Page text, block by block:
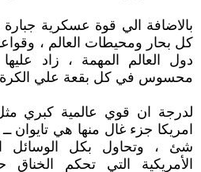
بالاضافة الي قوة عسكرية
كل بحار ومحيطات العالم ،
دول العالم المهمة ، زاد
محسوس في كل بقعة علي الكرة
لدرجة ان قوي عالمية كبري
امريكا جزء غال منها هي تايوان
شئ ، وتحاول بكل الوسائل
الأمريكية التي تحكم